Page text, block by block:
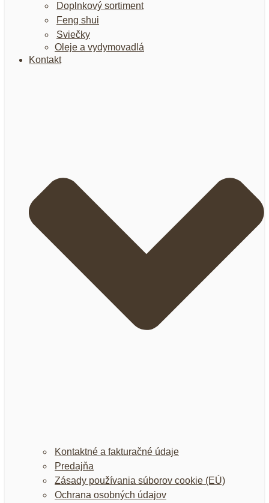
Doplnkový sortiment
Feng shui
Sviečky
Oleje a vydymovadlá
Kontakt
Kontaktné a fakturačné údaje
Predajňa
Zásady používania súborov cookie (EÚ)
Ochrana osobných údajov